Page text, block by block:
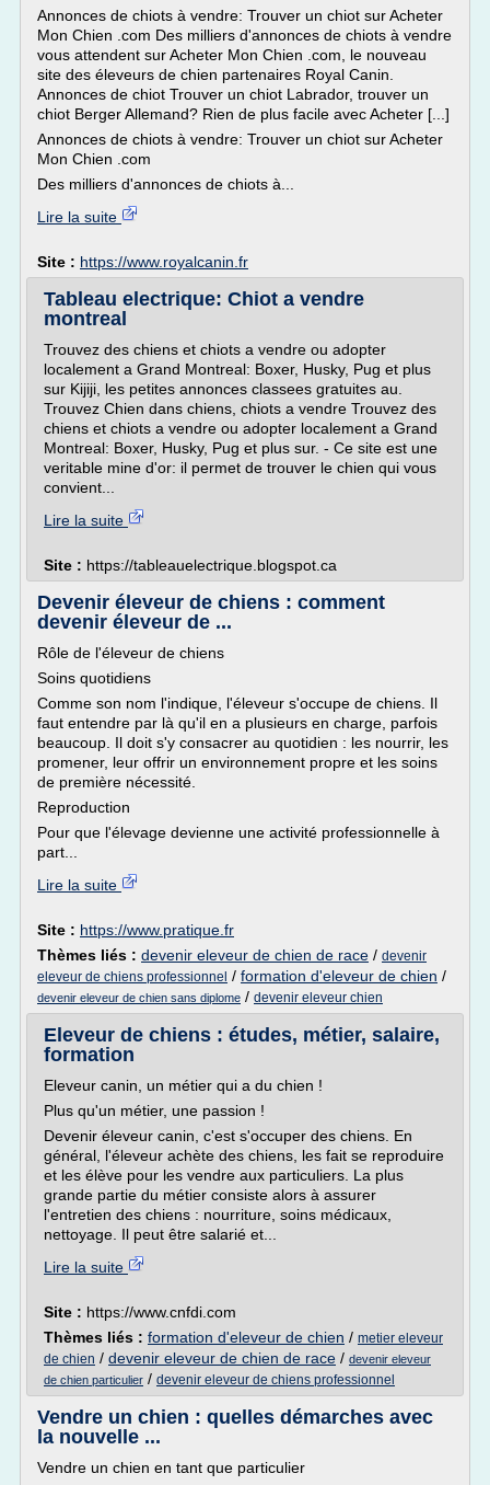
Annonces de chiots à vendre: Trouver un chiot sur Acheter
Mon Chien .com Des milliers d'annonces de chiots à vendre
vous attendent sur Acheter Mon Chien .com, le nouveau
site des éleveurs de chien partenaires Royal Canin.
Annonces de chiot Trouver un chiot Labrador, trouver un
chiot Berger Allemand? Rien de plus facile avec Acheter [...]
Annonces de chiots à vendre: Trouver un chiot sur Acheter
Mon Chien .com
Des milliers d'annonces de chiots à...
Lire la suite
Site : https://www.royalcanin.fr
Tableau electrique: Chiot a vendre
montreal
Trouvez des chiens et chiots a vendre ou adopter
localement a Grand Montreal: Boxer, Husky, Pug et plus
sur Kijiji, les petites annonces classees gratuites au.
Trouvez Chien dans chiens, chiots a vendre Trouvez des
chiens et chiots a vendre ou adopter localement a Grand
Montreal: Boxer, Husky, Pug et plus sur. - Ce site est une
veritable mine d'or: il permet de trouver le chien qui vous
convient...
Lire la suite
Site : https://tableauelectrique.blogspot.ca
Devenir éleveur de chiens : comment
devenir éleveur de ...
Rôle de l'éleveur de chiens
Soins quotidiens
Comme son nom l'indique, l'éleveur s'occupe de chiens. Il
faut entendre par là qu'il en a plusieurs en charge, parfois
beaucoup. Il doit s'y consacrer au quotidien : les nourrir, les
promener, leur offrir un environnement propre et les soins
de première nécessité.
Reproduction
Pour que l'élevage devienne une activité professionnelle à
part...
Lire la suite
Site : https://www.pratique.fr
Thèmes liés : devenir eleveur de chien de race / devenir
eleveur de chiens professionnel / formation d'eleveur de chien /
devenir eleveur de chien sans diplome / devenir eleveur chien
Eleveur de chiens : études, métier, salaire,
formation
Eleveur canin, un métier qui a du chien !
Plus qu'un métier, une passion !
Devenir éleveur canin, c'est s'occuper des chiens. En
général, l'éleveur achète des chiens, les fait se reproduire
et les élève pour les vendre aux particuliers. La plus
grande partie du métier consiste alors à assurer
l'entretien des chiens : nourriture, soins médicaux,
nettoyage. Il peut être salarié et...
Lire la suite
Site : https://www.cnfdi.com
Thèmes liés : formation d'eleveur de chien / metier eleveur
de chien / devenir eleveur de chien de race / devenir eleveur
de chien particulier / devenir eleveur de chiens professionnel
Vendre un chien : quelles démarches avec
la nouvelle ...
Vendre un chien en tant que particulier